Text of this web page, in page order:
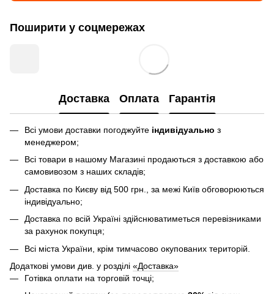
Поширити у соцмережах
Доставка Оплата Гарантія
Всі умови доставки погоджуйте індивідуально з
менеджером;
Всі товари в нашому Магазині продаються з доставкою або
самовивозом з наших складів;
Доставка по Києву від 500 грн., за межі Київ обговорюються
індивідуально;
Доставка по всій Україні здійснюватиметься перевізниками
за рахунок покупця;
Всі міста України, крім тимчасово окупованих територій.
Додаткові умови див. у розділі «Доставка»
Готівка оплати на торговій точці;